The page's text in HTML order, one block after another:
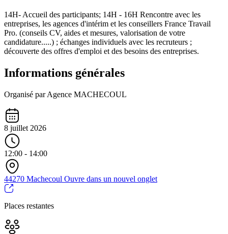
14H- Accueil des participants; 14H - 16H Rencontre avec les
entreprises, les agences d'intérim et les conseillers France Travail
Pro. (conseils CV, aides et mesures, valorisation de votre
candidature.....) ; échanges individuels avec les recruteurs ;
découverte des offres d'emploi et des besoins des entreprises.
Informations générales
Organisé par Agence MACHECOUL
8 juillet 2026
12:00 - 14:00
44270 Machecoul Ouvre dans un nouvel onglet
Places restantes